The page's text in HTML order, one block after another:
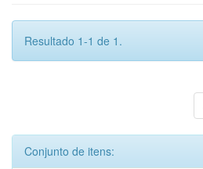
Resultado 1-1 de 1.
Conjunto de itens: